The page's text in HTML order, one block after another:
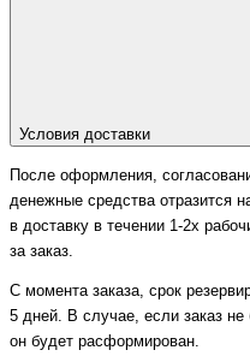
Условия доставки
После оформления,
денежные средства отразится
в доставку в течении 1-2х
за заказ.
С момента заказа, срок
5 дней. В случае, если заказ
он будет расформирован.